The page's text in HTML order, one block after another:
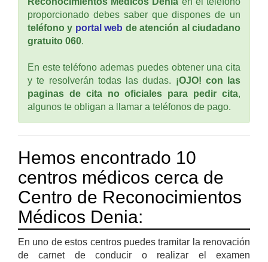
proporcionado debes saber que dispones de un
teléfono y portal web de atención al ciudadano
gratuito 060.
En este teléfono ademas puedes obtener una cita
y te resolverán todas las dudas. ¡OJO! con las
paginas de cita no oficiales para pedir cita,
algunos te obligan a llamar a teléfonos de pago.
Hemos encontrado 10
centros médicos cerca de
Centro de Reconocimientos
Médicos Denia:
En uno de estos centros puedes tramitar la renovación
de carnet de conducir o realizar el examen